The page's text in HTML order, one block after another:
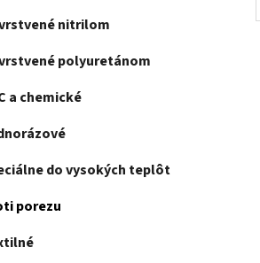
nitrilom
polyuretánom
a chemické
do vysokých teplôt
porezu